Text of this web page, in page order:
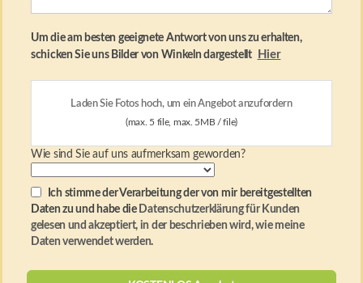
Um die am besten geeignete Antwort von uns zu erhalten,
schicken Sie uns Bilder von Winkeln dargestellt
Hier
Laden Sie Fotos hoch, um ein Angebot anzufordern
(max. 5 file, max. 5MB / file)
Wie sind Sie auf uns aufmerksam geworden?
Ich stimme der Verarbeitung der von mir bereitgestellten
Daten zu und habe die Datenschutzerklärung für Kunden
gelesen und akzeptiert, in der beschrieben wird, wie meine
Daten verwendet werden.